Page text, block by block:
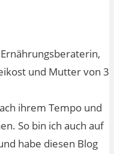
und Mutter von 3
ihrem Tempo und
So bin ich auch auf
habe diesen Blog